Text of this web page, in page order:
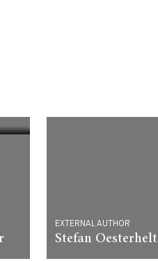
EXTERNAL AUTHOR
Stefan Oesterhelt